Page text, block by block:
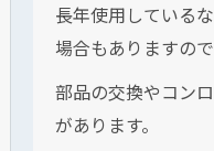
長年使用している
場合もありますので
部品の交換やコン
があります。